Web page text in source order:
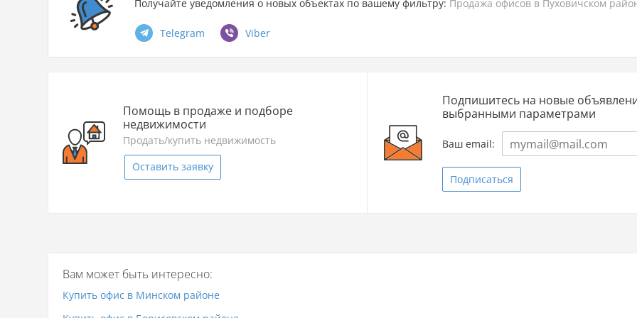
Получайте уведомления о новых объектах по вашему фильтру: Продажа офисов в Пуховичском
Telegram Viber
Помощь в продаже и подборе
недвижимости
Продать/купить недвижимость
Оставить заявку
Подпишитесь на новые
выбранными параметрами
Ваш email:
Подписаться
Вам может быть интересно:
Купить офис в Минском районе